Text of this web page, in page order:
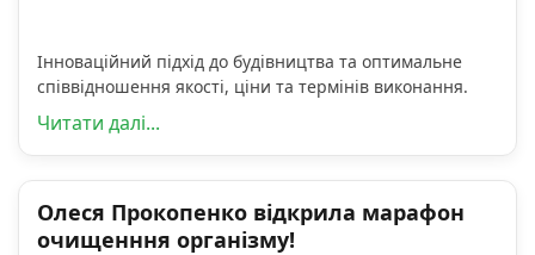
Інноваційний підхід до будівництва та оптимальне
співвідношення якості, ціни та термінів виконання.
Читати далі...
Олеся Прокопенко відкрила марафон
очищенння організму!